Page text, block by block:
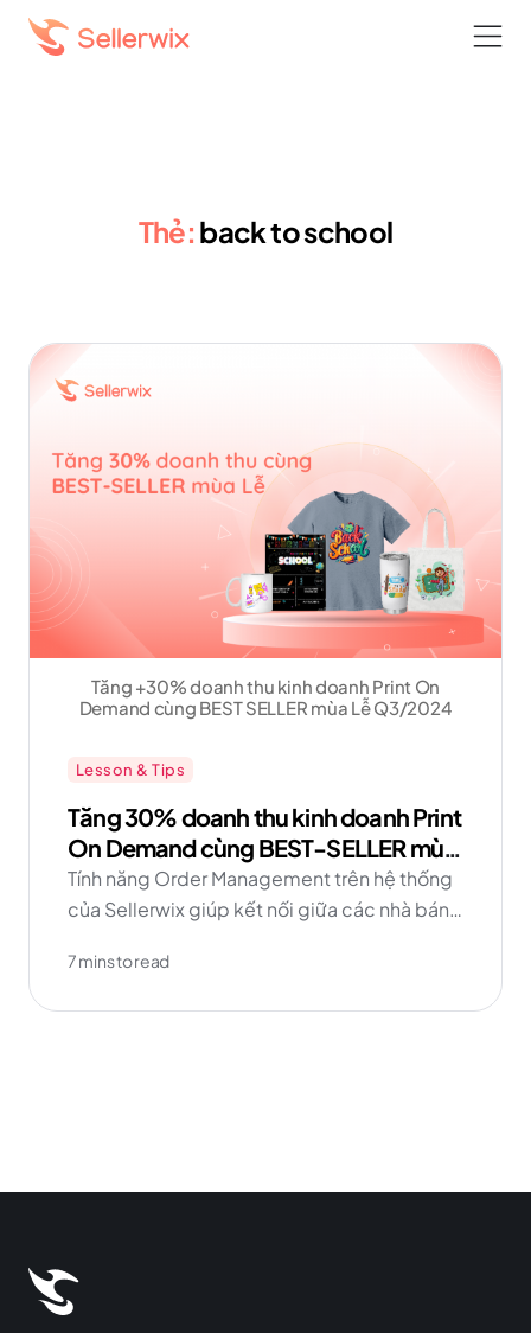
Thẻ: back to school
Tăng +30% doanh thu kinh doanh Print On
Demand cùng BEST SELLER mùa Lễ Q3/2024
Lesson & Tips
Tăng 30% doanh thu kinh doanh Print
On Demand cùng BEST-SELLER mùa
Lễ Q3/2024
Tính năng Order Management trên hệ thống
của Sellerwix giúp kết nối giữa các nhà bán
(Print-providers / Suppliers) lớn nhất thị
7 mins to read